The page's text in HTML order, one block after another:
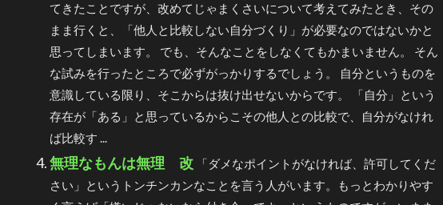
てきたことですが、改めてじゃまくさいについて考えてみたとき、その
まま行くと、「他人と比較しない自分づくり」が必要なのではないかと
思ってしまいます。 でも、そんなことをしなくてもかまいません。 そん
な試みを行ったところで必ずがっかりするでしょう。 自分というものを
意識している限り、そこからは抜け出せないからです。 「自分」という
存在が「ある」と思っているからこその他人との比較で、自分がなけれ
ば比較す ...
無理なもんは無理 改
「ダメなポイントがなければ、許可してくだ
さい」というトンチンカンなことを言う人がいます。もっとわかりやす